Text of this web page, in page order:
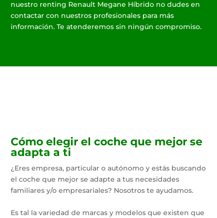
nuestro renting Renault Megane Híbrido no dudes en
contactar con nuestros profesionales para más
información. Te atenderemos sin ningún compromiso.
Cómo elegir el coche que mejor se
adapta a ti
¿Eres empresa, particular o autónomo y estás buscando
el coche que mejor se adapte a tus necesidades
familiares y/o empresariales? Nosotros te ayudamos.
Es tal la variedad de marcas y modelos que existen que